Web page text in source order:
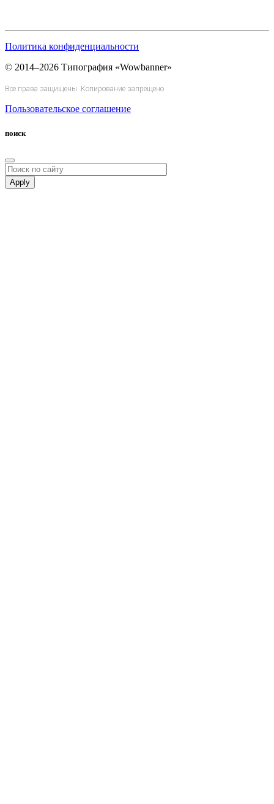
Политика конфиденциальности
© 2014–2026 Типография «Wowbanner»
Все права защищены. Копирование запрещено
Пользовательское соглашение
поиск